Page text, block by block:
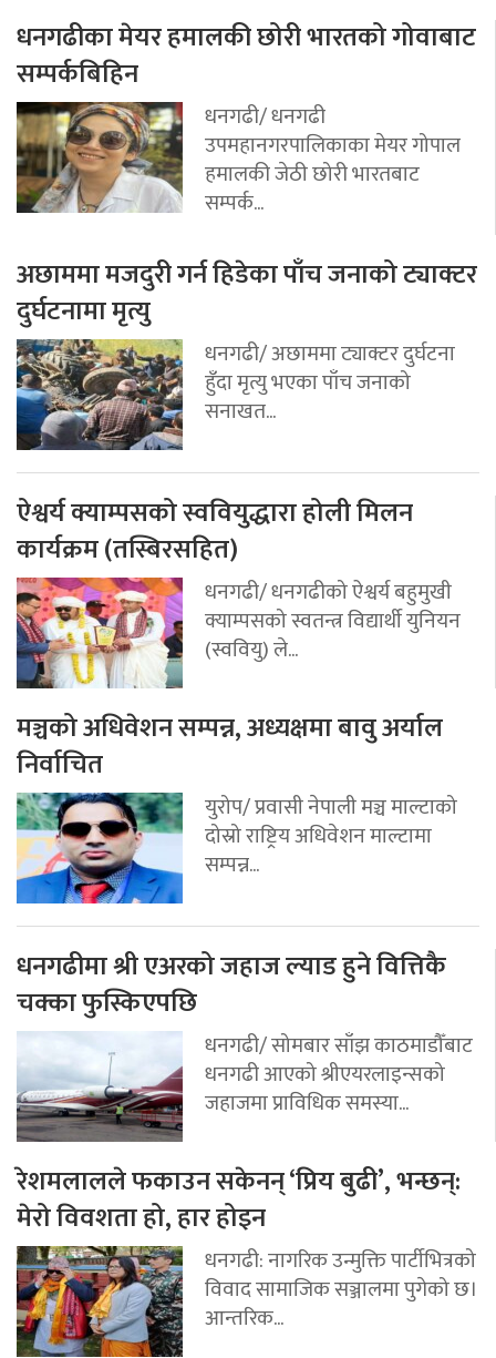
धनगढीका मेयर हमालकी छोरी भारतको गोवाबाट
सम्पर्कबिहिन
धनगढी/ धनगढी
उपमहानगरपालिकाका मेयर गोपाल
हमालकी जेठी छोरी भारतबाट
सम्पर्क...
अछाममा मजदुरी गर्न हिडेका पाँच जनाको ट्याक्टर
दुर्घटनामा मृत्यु
धनगढी/ अछाममा ट्याक्टर दुर्घटना
हुँदा मृत्यु भएका पाँच जनाको
सनाखत...
ऐश्वर्य क्याम्पसको स्ववियुद्धारा होली मिलन
कार्यक्रम (तस्बिरसहित)
धनगढी/ धनगढीको ऐश्वर्य बहुमुखी
क्याम्पसको स्वतन्त्र विद्यार्थी युनियन
(स्ववियु) ले...
मञ्चको अधिवेशन सम्पन्न, अध्यक्षमा बावु अर्याल
निर्वाचित
युरोप/ प्रवासी नेपाली मञ्च माल्टाको
दोस्रो राष्ट्रिय अधिवेशन माल्टामा
सम्पन्न...
धनगढीमा श्री एअरको जहाज ल्याड हुने वित्तिकै
चक्का फुस्किएपछि
धनगढी/ सोमबार साँझ काठमाडौँबाट
धनगढी आएको श्रीएयरलाइन्सको
जहाजमा प्राविधिक समस्या...
रेशमलालले फकाउन सकेनन् ‘प्रिय बुढी’, भन्छन्:
मेरो विवशता हो, हार होइन
धनगढी: नागरिक उन्मुक्ति पार्टीभित्रको
विवाद सामाजिक सञ्जालमा पुगेको छ।
आन्तरिक...